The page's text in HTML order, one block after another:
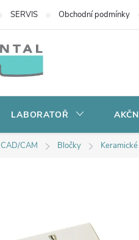
SERVIS Obchodní podmínky
LABORATOŘ
CAD/CAM Bločky